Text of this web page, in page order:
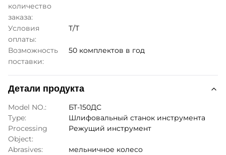
количество
заказа:
Условия
оплаты:
Т/Т
Возможность
поставки:
50 комплектов в год
Детали продукта
Model NO.:
БТ-150ДС
Type:
Шлифовальный станок инструмента
Processing
Object:
Режущий инструмент
Abrasives:
мельничное колесо